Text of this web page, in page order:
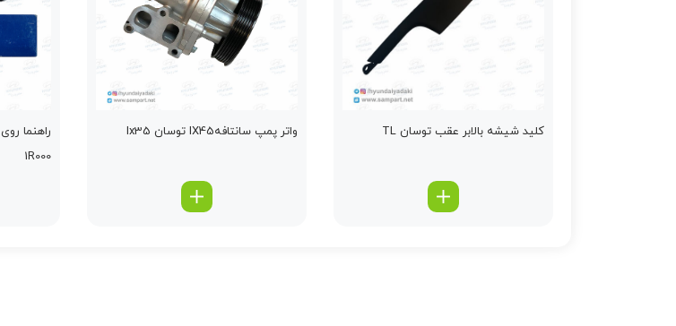
کلید شیشه بالابر عقب توسان TL واتر پمپ سانتافهIX45 توسان Ix35
1R000